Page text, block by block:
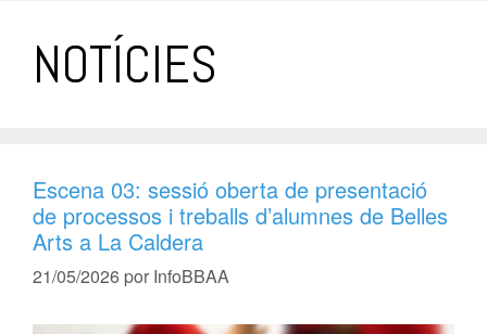
NOTÍCIES
Escena 03: sessió oberta de presentació
de processos i treballs d’alumnes de Belles
Arts a La Caldera
21/05/2026 por InfoBBAA